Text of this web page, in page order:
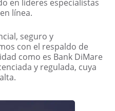
en lideres especialistas
línea.
seguro y
con el respaldo de
como es Bank DiMare
y regulada, cuya